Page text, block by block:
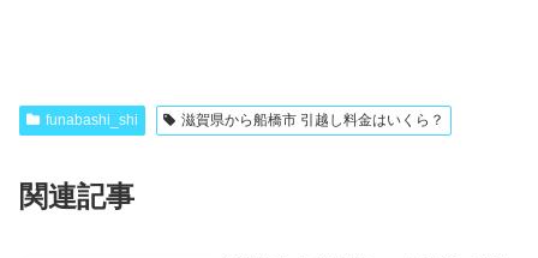
funabashi_shi 滋賀県から船橋市 引越し料金はいくら？
関連記事